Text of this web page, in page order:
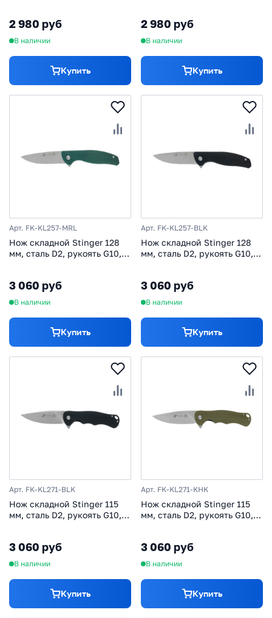
2 980 руб
В наличии
Купить
2 980 руб
В наличии
Купить
Арт. FK-KL257-MRL
Нож складной Stinger 128
мм, сталь D2, рукоять G10,
3 060 руб
В наличии
Купить
Арт. FK-KL257-BLK
Нож складной Stinger 128
мм, сталь D2, рукоять G10,
3 060 руб
В наличии
Купить
Арт. FK-KL271-BLK
Нож складной Stinger 115
мм, сталь D2, рукоять G10,
3 060 руб
В наличии
Купить
Арт. FK-KL271-KHK
Нож складной Stinger 115
мм, сталь D2, рукоять G10,
3 060 руб
В наличии
Купить